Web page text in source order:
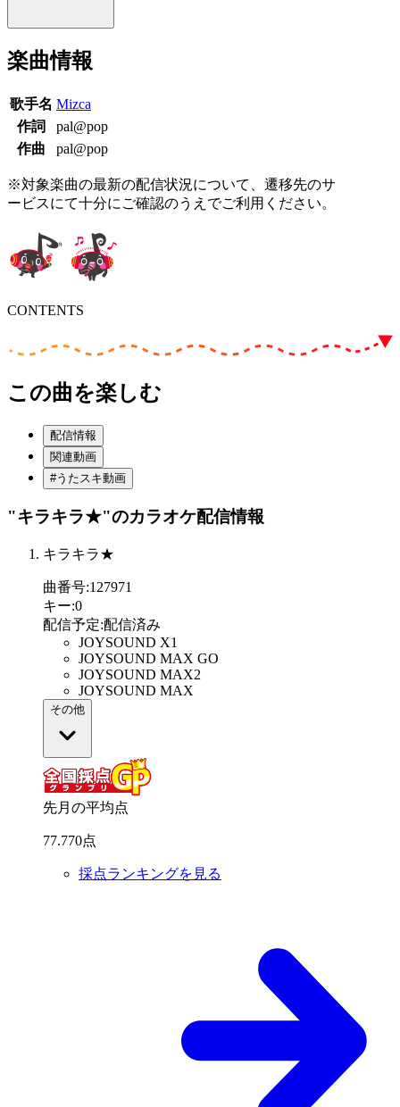
楽曲情報
歌手名 Mizca
作詞
pal@pop
作曲
pal@pop
※対象楽曲の最新の配信状況について、遷移先のサ
ービスにて十分にご確認のうえでご利用ください。
CONTENTS
この曲を楽しむ
配信情報
関連動画
#うたスキ動画
"キラキラ★"のカラオケ配信情報
キラキラ★
曲番号:127971
キー:0
配信予定:配信済み
JOYSOUND X1
JOYSOUND MAX GO
JOYSOUND MAX2
JOYSOUND MAX
その他
先月の平均点
77.770点
採点ランキングを見る